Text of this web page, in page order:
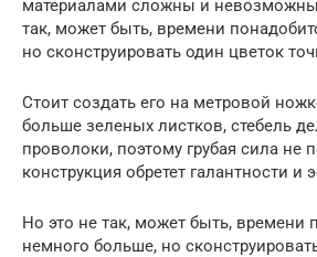
материалами сложны и
так, может быть, времени
но сконструировать один цветок
Стоит создать его на метровой
больше зеленых листков, стебель
проволоки, поэтому грубая сила не
конструкция обретет галантности и
Но это не так, может быть, времени
немного больше, но